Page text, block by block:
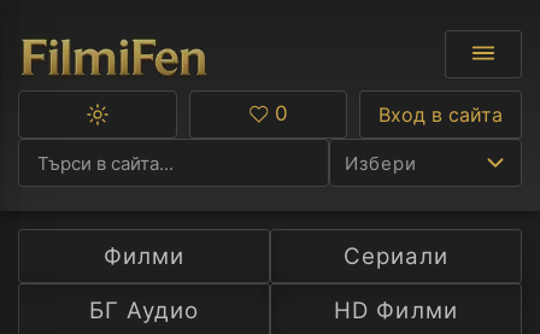
Избери
Ф
С
Превключване
тъмна
тема
Любими
0 Вход в сайта
Филми
Сериали
БГ Аудио
HD Филми